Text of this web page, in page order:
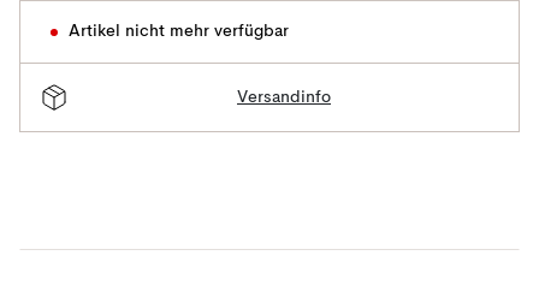
Artikel nicht mehr verfügbar
Versandinfo